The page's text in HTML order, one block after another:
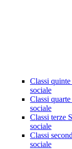
Classi quinte
sociale
Classi quarte
sociale
Classi terze
sociale
Classi
sociale